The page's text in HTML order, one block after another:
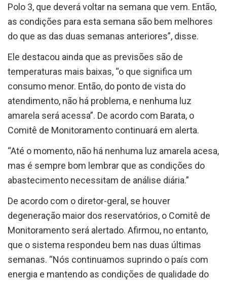
as condições para esta semana são bem melhores
do que as das duas semanas anteriores”, disse.
Ele destacou ainda que as previsões são de
temperaturas mais baixas, “o que significa um
consumo menor. Então, do ponto de vista do
atendimento, não há problema, e nenhuma luz
amarela será acessa”. De acordo com Barata, o
Comitê de Monitoramento continuará em alerta.
mas é sempre bom lembrar que as condições do
abastecimento necessitam de análise diária.”
degeneração maior dos reservatórios, o Comitê de
Monitoramento será alertado. Afirmou, no entanto,
que o sistema respondeu bem nas duas últimas
semanas. “Nós continuamos suprindo o país com
energia e mantendo as condições de qualidade do
sistema. Mas é difícil dizer [que o pior já passou]